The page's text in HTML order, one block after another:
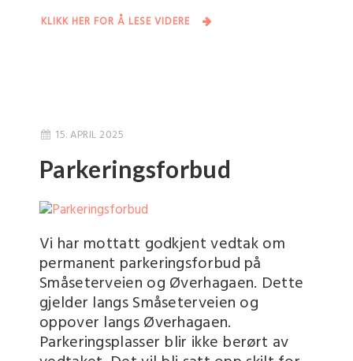
KLIKK HER FOR Å LESE VIDERE
15. APRIL 2025
Parkeringsforbud
Vi har mottatt godkjent vedtak om
permanent parkeringsforbud på
Småseterveien og Øverhagaen. Dette
gjelder langs Småseterveien og
oppover langs Øverhagaen.
Parkeringsplasser blir ikke berørt av